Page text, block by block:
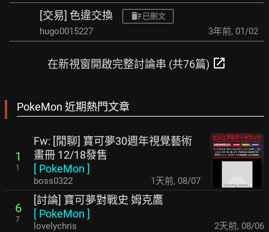
[交易] 色違交換 已刪文
hugo0015227 3年前, 01/02
在新視窗開啟完整討論串 (共76篇) open_in_new
PokeMon 近期熱門文章
1
1
Fw: [閒聊] 寶可夢30週年視覺藝術
畫冊 12/18發售
[ PokeMon ]
boss0322 1天前, 08/07
6
7
[討論] 寶可夢對戰史 姆克鷹
[ PokeMon ]
lovelychris 2天前, 08/06